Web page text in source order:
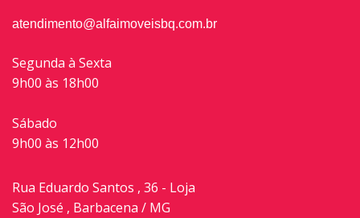
atendimento@alfaimoveisbq.com.br
Segunda à Sexta
9h00 às 18h00
Sábado
9h00 às 12h00
Rua Eduardo Santos , 36 - Loja
São José , Barbacena / MG